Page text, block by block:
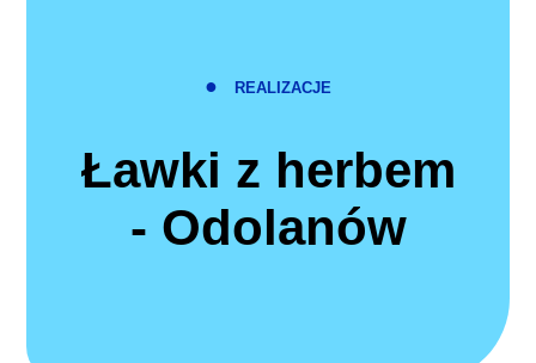
● REALIZACJE
Ławki z herbem
- Odolanów